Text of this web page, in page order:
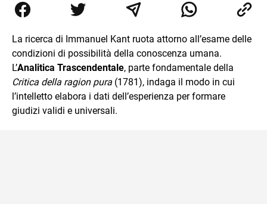
occupandosi di storia della comunicazione scientifica e di
storia della Chiesa. È dottorando presso la Facoltà
volume Giovani Minzoni terra incognita.
La ricerca di Immanuel Kant ruota attorno all’esame delle
condizioni di possibilità della conoscenza umana.
L’Analitica Trascendentale, parte fondamentale della
Critica della ragion pura (1781), indaga il modo in cui
l’intelletto elabora i dati dell’esperienza per formare
giudizi validi e universali.